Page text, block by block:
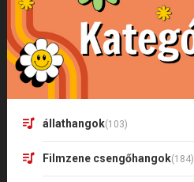
állathangok(103)
Filmzene csengőhangok(184)